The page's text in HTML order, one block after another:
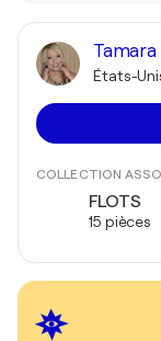
États-
COLLECTION
FLOTS
15 pièces